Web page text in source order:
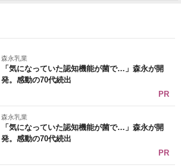
森永乳業
「気になっていた認知機能が菌で…」森永が開
発。感動の70代続出
PR
森永乳業
「気になっていた認知機能が菌で…」森永が開
発。感動の70代続出
PR